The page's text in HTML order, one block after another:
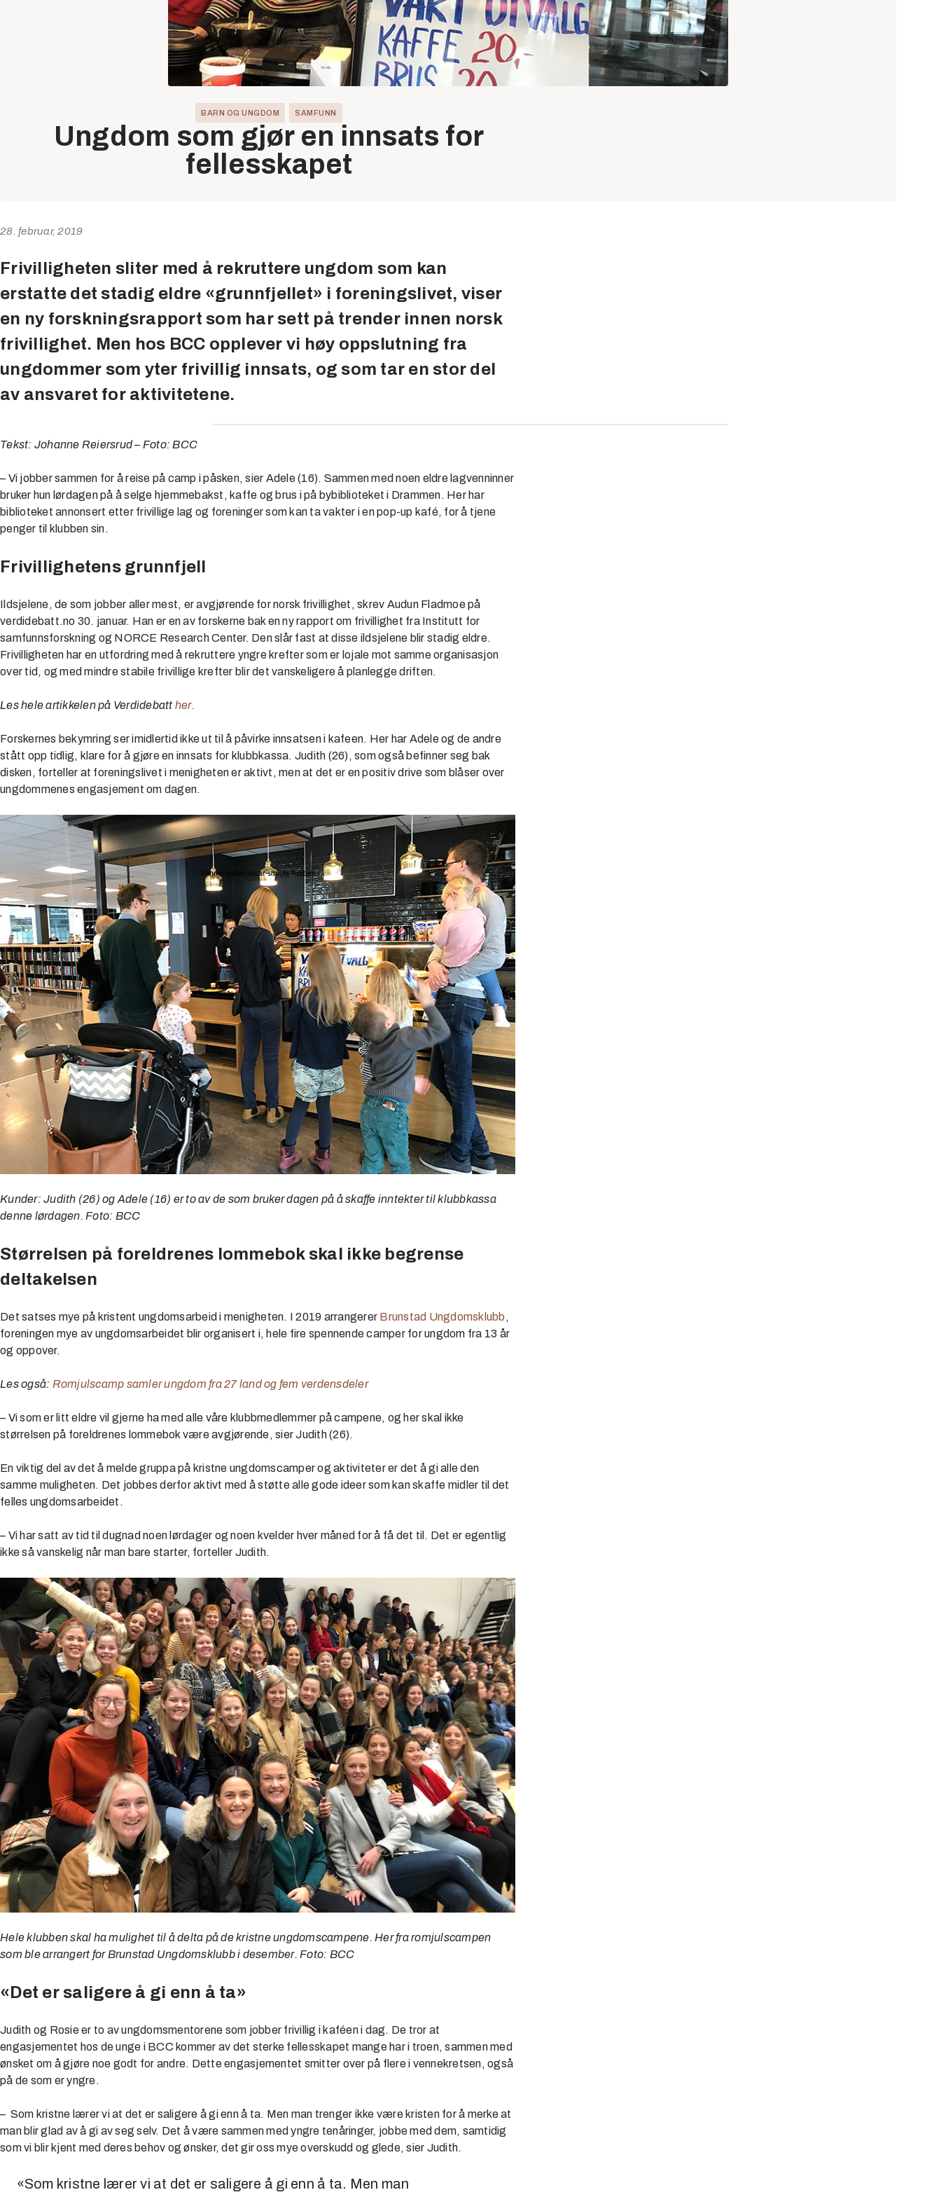
BARN OG UNGDOM SAMFUNN
Ungdom som gjør en innsats for
fellesskapet
28. februar, 2019
Frivilligheten sliter med å rekruttere ungdom som kan
erstatte det stadig eldre «grunnfjellet» i foreningslivet, viser
en ny forskningsrapport som har sett på trender innen norsk
frivillighet. Men hos BCC opplever vi høy oppslutning fra
ungdommer som yter frivillig innsats, og som tar en stor del
av ansvaret for aktivitetene.
Tekst: Johanne Reiersrud – Foto: BCC
– Vi jobber sammen for å reise på camp i påsken, sier Adele (16). Sammen med noen eldre lagvenninner
bruker hun lørdagen på å selge hjemmebakst, kaffe og brus i på bybiblioteket i Drammen. Her har
biblioteket annonsert etter frivillige lag og foreninger som kan ta vakter i en pop-up kafé, for å tjene
penger til klubben sin.
Frivillighetens grunnfjell
Ildsjelene, de som jobber aller mest, er avgjørende for norsk frivillighet, skrev Audun Fladmoe på
verdidebatt.no 30. januar. Han er en av forskerne bak en ny rapport om frivillighet fra Institutt for
samfunnsforskning og NORCE Research Center. Den slår fast at disse ildsjelene blir stadig eldre.
Frivilligheten har en utfordring med å rekruttere yngre krefter som er lojale mot samme organisasjon
over tid, og med mindre stabile frivillige krefter blir det vanskeligere å planlegge driften.
Les hele artikkelen på Verdidebatt her.
Forskernes bekymring ser imidlertid ikke ut til å påvirke innsatsen i kafeen. Her har Adele og de andre
stått opp tidlig, klare for å gjøre en innsats for klubbkassa. Judith (26), som også befinner seg bak
disken, forteller at foreningslivet i menigheten er aktivt, men at det er en positiv drive som blåser over
ungdommenes engasjement om dagen.
Kunder: Judith (26) og Adele (16) er to av de som bruker dagen på å skaffe inntekter til klubbkassa
denne lørdagen. Foto: BCC
Størrelsen på foreldrenes lommebok skal ikke begrense
deltakelsen
Det satses mye på kristent ungdomsarbeid i menigheten. I 2019 arrangerer Brunstad Ungdomsklubb ,
foreningen mye av ungdomsarbeidet blir organisert i, hele fire spennende camper for ungdom fra 13 år
og oppover.
Les også: Romjulscamp samler ungdom fra 27 land og fem verdensdeler
– Vi som er litt eldre vil gjerne ha med alle våre klubbmedlemmer på campene, og her skal ikke
størrelsen på foreldrenes lommebok være avgjørende, sier Judith (26).
En viktig del av det å melde gruppa på kristne ungdomscamper og aktiviteter er det å gi alle den
samme muligheten. Det jobbes derfor aktivt med å støtte alle gode ideer som kan skaffe midler til det
felles ungdomsarbeidet.
– Vi har satt av tid til dugnad noen lørdager og noen kvelder hver måned for å få det til. Det er egentlig
ikke så vanskelig når man bare starter, forteller Judith.
Hele klubben skal ha mulighet til å delta på de kristne ungdomscampene. Her fra romjulscampen
som ble arrangert for Brunstad Ungdomsklubb i desember. Foto: BCC
«Det er saligere å gi enn å ta»
Judith og Rosie er to av ungdomsmentorene som jobber frivillig i kaféen i dag. De tror at
engasjementet hos de unge i BCC kommer av det sterke fellesskapet mange har i troen, sammen med
ønsket om å gjøre noe godt for andre. Dette engasjementet smitter over på flere i vennekretsen, også
på de som er yngre.
– Som kristne lærer vi at det er saligere å gi enn å ta. Men man trenger ikke være kristen for å merke at
man blir glad av å gi av seg selv. Det å være sammen med yngre tenåringer, jobbe med dem, samtidig
som vi blir kjent med deres behov og ønsker, det gir oss mye overskudd og glede, sier Judith.
«Som kristne lærer vi at det er saligere å gi enn å ta. Men man